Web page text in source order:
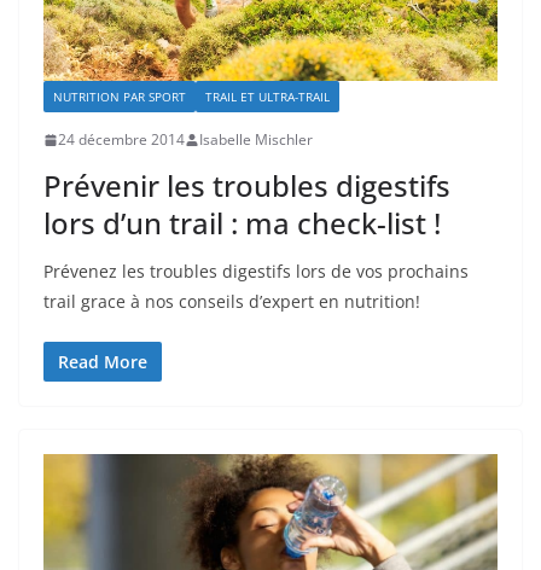
NUTRITION PAR SPORT TRAIL ET ULTRA-TRAIL
24 décembre 2014 Isabelle Mischler
Prévenir les troubles digestifs
lors d’un trail : ma check-list !
Prévenez les troubles digestifs lors de vos prochains
trail grace à nos conseils d’expert en nutrition!
Read More